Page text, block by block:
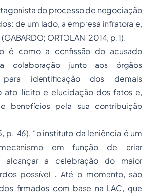
do processo de negociação
de um lado, a empresa infratora e,
ORTOLAN, 2014, p.1).
é como a confissão do acusado
colaboração junto aos órgãos
para identificação dos demais
ato ilícito e elucidação dos fatos e,
benefícios pela sua contribuição
p. 46), “o instituto da leniência é um
mecanismo em função de criar
alcançar a celebração do maior
possível”. Até o momento, são
firmados com base na LAC, que